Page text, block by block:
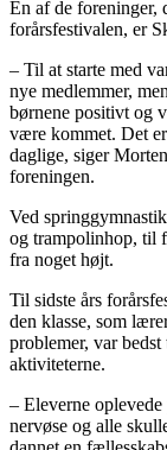
En af de foreninger,
forårsfestivalen, er
– Til at starte med
nye medlemmer,
børnene positivt og
være kommet. Det
daglige, siger
foreningen.
Ved
og trampolinhop, til
fra noget højt.
Til sidste års
den klasse, som
problemer, var
aktiviteterne.
– Eleverne
nervøse og alle